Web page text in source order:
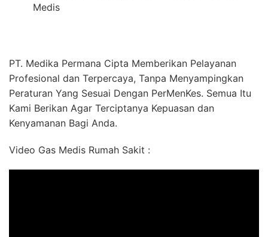
Medis
PT. Medika Permana Cipta Memberikan Pelayanan
Profesional dan Terpercaya, Tanpa Menyampingkan
Peraturan Yang Sesuai Dengan PerMenKes. Semua Itu
Kami Berikan Agar Terciptanya Kepuasan dan
Kenyamanan Bagi Anda.
Video Gas Medis Rumah Sakit :